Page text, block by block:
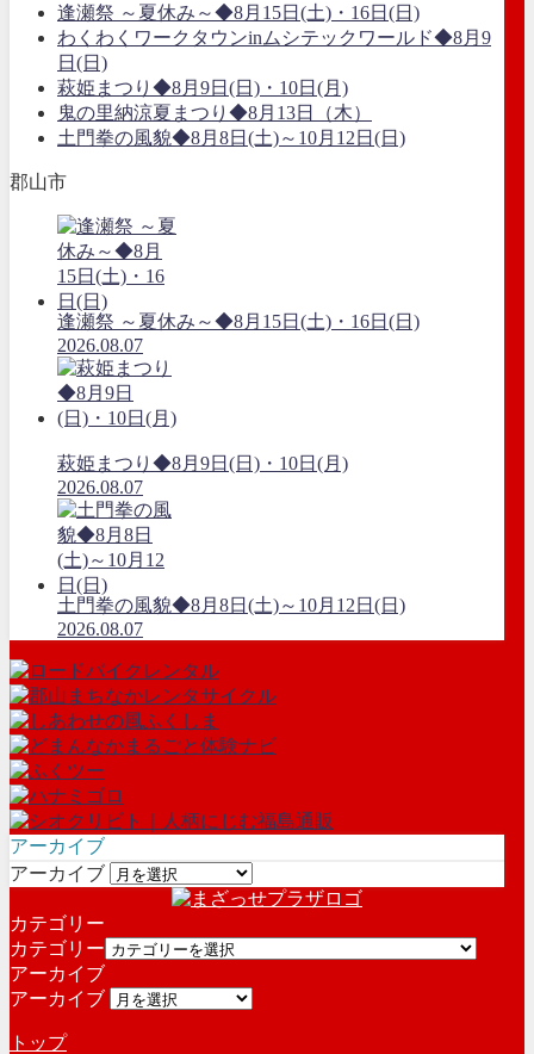
逢瀬祭 ～夏休み～◆8月15日(土)・16日(日)
わくわくワークタウンinムシテックワールド◆8月9
日(日)
萩姫まつり◆8月9日(日)・10日(月)
鬼の里納涼夏まつり◆8月13日（木）
土門拳の風貌◆8月8日(土)～10月12日(日)
郡山市
逢瀬祭 ～夏休み～◆8月15日(土)・16日(日)
2026.08.07
萩姫まつり◆8月9日(日)・10日(月)
2026.08.07
土門拳の風貌◆8月8日(土)～10月12日(日)
2026.08.07
アーカイブ
アーカイブ
カテゴリー
カテゴリー
アーカイブ
アーカイブ
トップ